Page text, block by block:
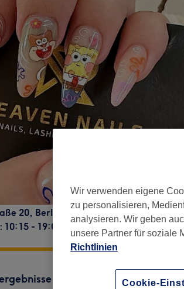
20, Berlin, Charlottenburg, 10789
- 19:00
Wir verwenden eigene
zu personalisieren,
analysieren. Wir geben
unsere Partner für soziale
Richtlinien
Cookie-